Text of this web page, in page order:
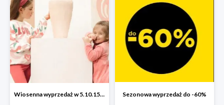
Wiosenna wyprzedaż w 5.10.15 do -70% Sezonowa wyprzedaż do -60%